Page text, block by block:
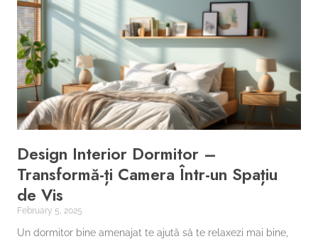
Design Interior Dormitor –
Transformă-ți Camera Într-un Spațiu
de Vis
February 5, 2025
Un dormitor bine amenajat te ajută să te relaxezi mai bine,